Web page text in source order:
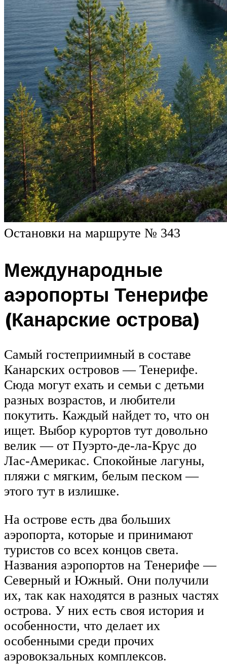
Остановки на маршруте № 343
Международные
аэропорты Тенерифе
(Канарские острова)
Самый гостеприимный в составе
Канарских островов — Тенерифе.
Сюда могут ехать и семьи с детьми
разных возрастов, и любители
покутить. Каждый найдет то, что он
ищет. Выбор курортов тут довольно
велик — от Пуэрто-де-ла-Крус до
Лас-Америкас. Спокойные лагуны,
пляжи с мягким, белым песком —
этого тут в излишке.
На острове есть два больших
аэропорта, которые и принимают
туристов со всех концов света.
Названия аэропортов на Тенерифе —
Северный и Южный. Они получили
их, так как находятся в разных частях
острова. У них есть своя история и
особенности, что делает их
особенными среди прочих
аэровокзальных комплексов.